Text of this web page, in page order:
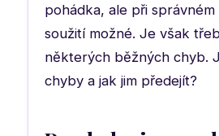
pohádka, ale při
soužití možné. Je však
některých běžných chyb.
chyby a jak jim předejít?